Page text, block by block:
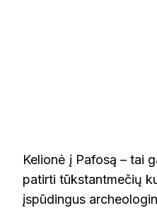
Kelionė į Pafosą – tai
patirti tūkstantmečių
įspūdingus